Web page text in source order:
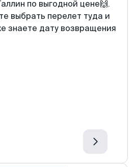
по выгодной цене🙌.
выбрать перелет туда и
знаете дату возвращения